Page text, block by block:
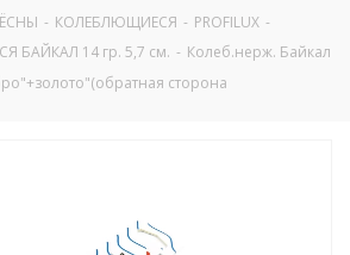
- КОЛЕБЛЮЩИЕСЯ - PROFILUX -
БАЙКАЛ 14 гр. 5,7 см. - Колеб.нерж. Байкал
сторона